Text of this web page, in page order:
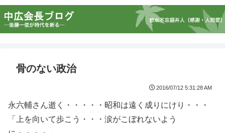
骨のない政治
2016/07/12 5:31:28 AM
永六輔さん逝く・・・・・昭和は遠く成りにけり・・・
「上を向いて歩こう・・・涙がこぼれないよう